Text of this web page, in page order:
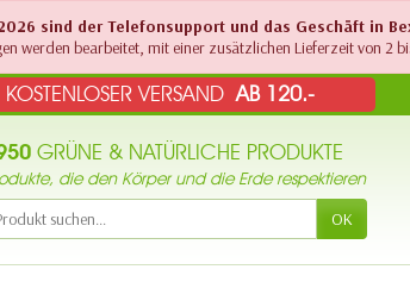
sind der Telefonsupport und das Geschäft in
werden bearbeitet, mit einer zusätzlichen Lieferzeit von 2
KOSTENLOSER VERSANDAB 120.-
GRÜNE & NATÜRLICHE PRODUKTE
die den Körper und die Erde respektieren
OK